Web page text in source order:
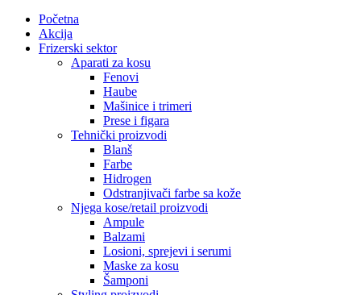
Početna
Akcija
Frizerski sektor
Aparati za kosu
Fenovi
Haube
Mašinice i trimeri
Prese i figara
Tehnički proizvodi
Blanš
Farbe
Hidrogen
Odstranjivači farbe sa kože
Njega kose/retail proizvodi
Ampule
Balzami
Losioni, sprejevi i serumi
Maske za kosu
Šamponi